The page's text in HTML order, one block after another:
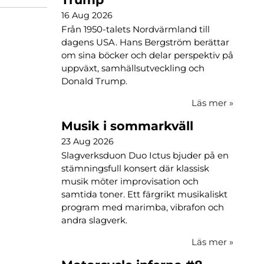
16 Aug 2026
Från 1950-talets Nordvärmland till
dagens USA. Hans Bergström berättar
om sina böcker och delar perspektiv på
uppväxt, samhällsutveckling och
Donald Trump.
Läs mer »
Musik i sommarkväll
23 Aug 2026
Slagverksduon Duo Ictus bjuder på en
stämningsfull konsert där klassisk
musik möter improvisation och
samtida toner. Ett färgrikt musikaliskt
program med marimba, vibrafon och
andra slagverk.
Läs mer »